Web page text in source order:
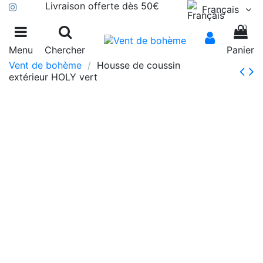
Livraison offerte dès 50€ Français
Menu Chercher
0
Panier
Vent de bohème
Housse de coussin
extérieur HOLY vert